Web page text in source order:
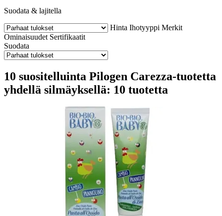
Suodata & lajitella
Hinta Ihotyyppi Merkit
Ominaisuudet Sertifikaatit
Suodata
10 suositelluinta Pilogen Carezza-tuotetta
yhdellä silmäyksellä: 10 tuotetta